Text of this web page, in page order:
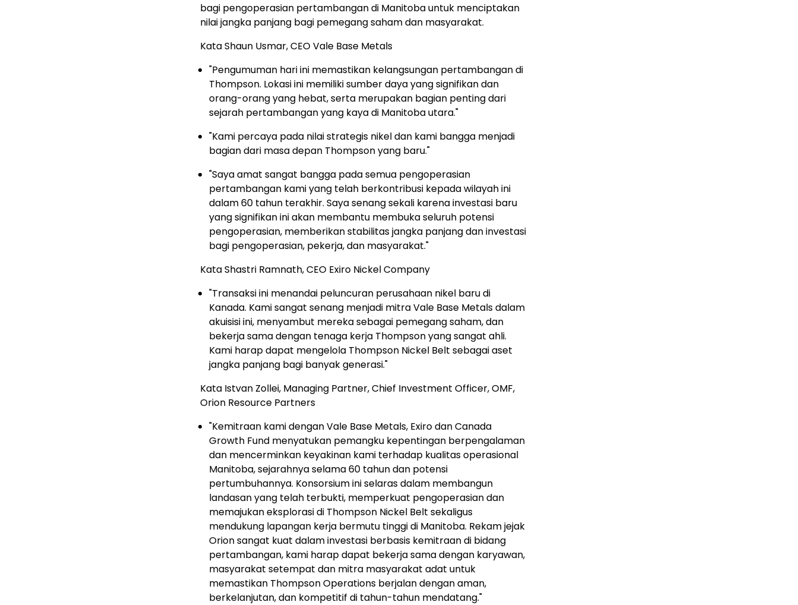
bagi pengoperasian pertambangan di Manitoba untuk menciptakan
nilai jangka panjang bagi pemegang saham dan masyarakat.
Kata Shaun Usmar, CEO Vale Base Metals
"Pengumuman hari ini memastikan kelangsungan pertambangan di
Thompson. Lokasi ini memiliki sumber daya yang signifikan dan
orang-orang yang hebat, serta merupakan bagian penting dari
sejarah pertambangan yang kaya di Manitoba utara."
"Kami percaya pada nilai strategis nikel dan kami bangga menjadi
bagian dari masa depan Thompson yang baru."
"Saya amat sangat bangga pada semua pengoperasian
pertambangan kami yang telah berkontribusi kepada wilayah ini
dalam 60 tahun terakhir. Saya senang sekali karena investasi baru
yang signifikan ini akan membantu membuka seluruh potensi
pengoperasian, memberikan stabilitas jangka panjang dan investasi
bagi pengoperasian, pekerja, dan masyarakat."
Kata Shastri Ramnath, CEO Exiro Nickel Company
"Transaksi ini menandai peluncuran perusahaan nikel baru di
Kanada. Kami sangat senang menjadi mitra Vale Base Metals dalam
akuisisi ini, menyambut mereka sebagai pemegang saham, dan
bekerja sama dengan tenaga kerja Thompson yang sangat ahli.
Kami harap dapat mengelola Thompson Nickel Belt sebagai aset
jangka panjang bagi banyak generasi."
Kata Istvan Zollei, Managing Partner, Chief Investment Officer, OMF,
Orion Resource Partners
"Kemitraan kami dengan Vale Base Metals, Exiro dan Canada
Growth Fund menyatukan pemangku kepentingan berpengalaman
dan mencerminkan keyakinan kami terhadap kualitas operasional
Manitoba, sejarahnya selama 60 tahun dan potensi
pertumbuhannya. Konsorsium ini selaras dalam membangun
landasan yang telah terbukti, memperkuat pengoperasian dan
memajukan eksplorasi di Thompson Nickel Belt sekaligus
mendukung lapangan kerja bermutu tinggi di Manitoba. Rekam jejak
Orion sangat kuat dalam investasi berbasis kemitraan di bidang
pertambangan, kami harap dapat bekerja sama dengan karyawan,
masyarakat setempat dan mitra masyarakat adat untuk
memastikan Thompson Operations berjalan dengan aman,
berkelanjutan, dan kompetitif di tahun-tahun mendatang."